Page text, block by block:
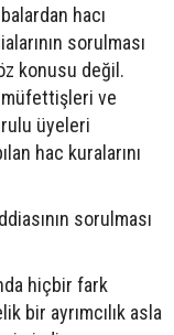
hacı
sorulması
konusu değil.
müfettişleri ve
üyeleri
hac kuralarını
sorulması
hiçbir fark
bir ayrımcılık asla